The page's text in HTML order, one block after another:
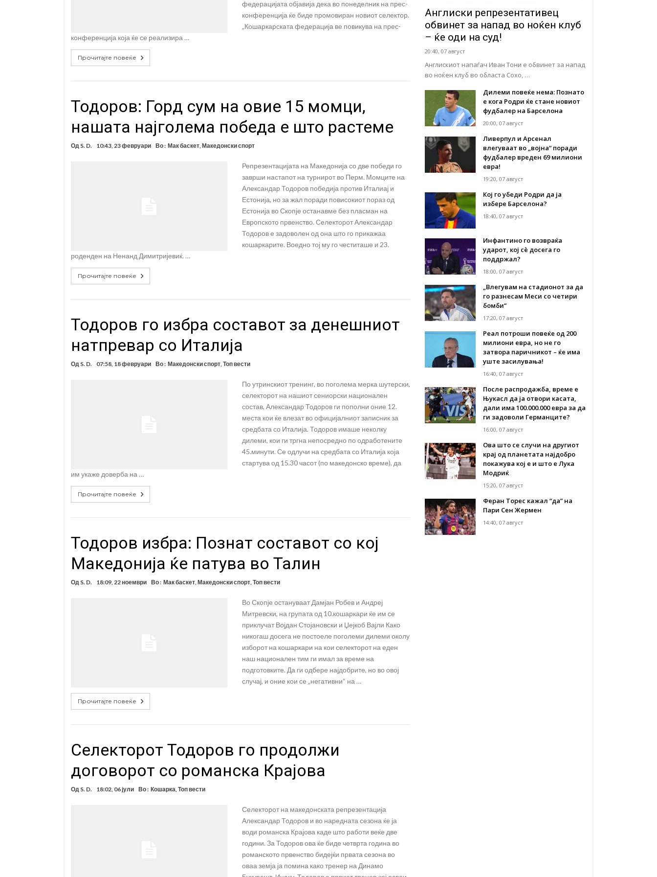
федерацијата објавија дека во понеделник на прес-
конференција ќе биде промовиран новиот селектор.
„Кошаркарската федерација ве повикува на прес-
конференција која ќе се реализира …
Прочитајте повеќе
Тодоров: Горд сум на овие 15 момци,
нашата најголема победа е што растеме
Од S. D. 10:43, 23 февруари Во : Мак баскет, Македонски спорт
Репрезентацијата на Македонија со две победи го
заврши настапот на турнирот во Перм. Момците на
Александар Тодоров победија против Италиај и
Естонија, но за жал поради повисокиот пораз од
Естонија во Скопје останавме без пласман на
Европското првенство. Селекторот Александар
Тодоров е задоволен од она што го прикажаа
кошаркарите. Воедно тој му го честиташе и 23.
роденден на Ненанд Димитријевиќ. …
Прочитајте повеќе
Тодоров го избра составот за денешниот
натпревар со Италија
Од S. D. 07:58, 18 февруари Во : Македонски спорт, Топ вести
По утринскиот тренинг, во поголема мерка шутерски,
селекторот на нашиот сениорски национален
состав, Александар Тодоров ги пополни оние 12.
места кои ќе влезат во официјалниот записник за
средбата со Италија. Тодоров имаше неколку
дилеми, кои ги тргна непосредно по одработените
45.минути. Се одлучи на средбата со Италија која
стартува од 15.30 часот (по македонско време), да
им укаже доверба на …
Прочитајте повеќе
Тодоров избра: Познат составот со кој
Македонија ќе патува во Талин
Од S. D. 18:09, 22 ноември Во : Мак баскет, Македонски спорт, Топ вести
Во Скопје остануваат Дамјан Робев и Андреј
Митревски, на групата од 10.кошаркари ќе им се
приклучат Војдан Стојановски и Џејкоб Вајли Како
никогаш досега не постоеле поголеми дилеми околу
изборот на кошаркари на кои селекторот на еден
наш национален тим ги имал за време на
подготовките. Да ги одбере најдобрите, но во овој
случај, и оние кои се „негативни“ на …
Прочитајте повеќе
Селекторот Тодоров го продолжи
договорот со романска Крајова
Од S. D. 18:02, 06 јули Во : Кошарка Топ вести
Селекторот на македонската репрезентација
Александар Тодоров и во наредната сезона ќе ја
води романска Крајова каде што работи веќе две
години. За Тодоров ова ќе биде четврта година во
романското првенство бидејќи првата сезона во
оваа земја ја помина како тренер на Динамо
Англиски репрезентативец
обвинет за напад во ноќен клуб
– ќе оди на суд!
20:40, 07 август
Англискиот напаѓач Иван Тони е обвинет за напад
во ноќен клуб во областа Сохо, …
Дилеми повеќе нема: Познато
е кога Родри ќе стане новиот
фудбалер на Барселона
20:00, 07 август
Ливерпул и Арсенал
влегуваат во „војна“ поради
фудбалер вреден 69 милиони
евра!
19:20, 07 август
Кој го убеди Родри да ја
избере Барселона?
18:40, 07 август
Инфантино го возвраќа
ударот, кој сè досега го
поддржал?
18:00, 07 август
„Влегувам на стадионот за да
го разнесам Меси со четири
бомби“
17:20, 07 август
Реал потроши повеќе од 200
милиони евра, но не го
затвора паричникот – ќе има
уште засилувања!
16:40, 07 август
После распродажба, време е
Њукасл да ја отвори касата,
дали има 100.000.000 евра за да
ги задоволи Германците?
16:00, 07 август
Ова што се случи на другиот
крај од планетата најдобро
покажува кој е и што е Лука
Модриќ
15:20, 07 август
Феран Торес кажал “да” на
Пари Сен Жермен
14:40, 07 август